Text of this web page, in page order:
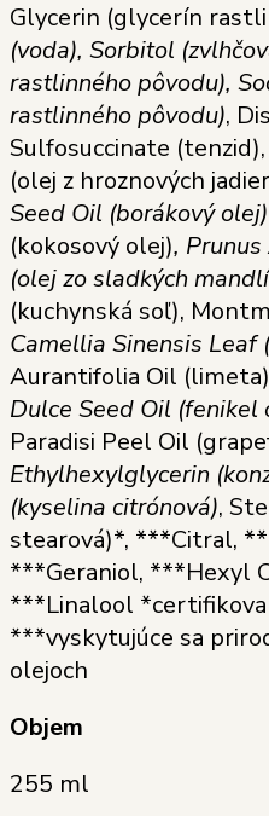
Glycerin (glycerín
(voda), Sorbitol
rastlinného pôvodu),
rastlinného pôvodu),
Sulfosuccinate
(olej z hroznových
Seed Oil (borákový olej)
(kokosový olej),
(olej zo sladkých
(kuchynská soľ),
Camellia Sinensis Leaf
Aurantifolia Oil (limeta)
Dulce Seed Oil (fenikel
Paradisi Peel Oil
Ethylhexylglycerin
(kyselina citrónová),
stearová)*, ***Citral,
***Geraniol, ***Hexyl
***Linalool
***vyskytujúce sa
olejoch
Objem
255 ml